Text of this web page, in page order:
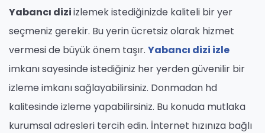
Yabancı diziizlemek istediğinizde kaliteli bir yer
seçmeniz gerekir. Bu yerin ücretsiz olarak hizmet
vermesi de büyük önem taşır. Yabancı dizi izle
imkanı sayesinde istediğiniz her yerden güvenilir bir
izleme imkanı sağlayabilirsiniz. Donmadan hd
kalitesinde izleme yapabilirsiniz. Bu konuda mutlaka
kurumsal adresleri tercih edin. İnternet hızınıza bağlı